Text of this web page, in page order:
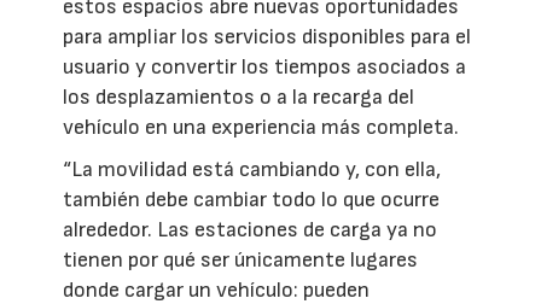
estos espacios abre nuevas oportunidades
para ampliar los servicios disponibles para el
usuario y convertir los tiempos asociados a
los desplazamientos o a la recarga del
vehículo en una experiencia más completa.
“La movilidad está cambiando y, con ella,
también debe cambiar todo lo que ocurre
alrededor. Las estaciones de carga ya no
tienen por qué ser únicamente lugares
donde cargar un vehículo: pueden